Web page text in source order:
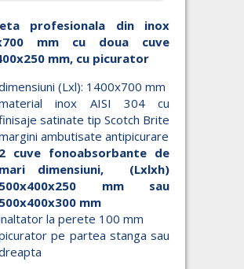
profesionala din inox
mm cu doua cuve
mm, cu picurator
(Lxl): 1400x700 mm
inox AISI 304 cu
satinate tip Scotch Brite
ambutisate antipicurare
2 cuve fonoabsorbante de
mari dimensiuni, (Lxlxh)
500x400x250 mm sau
500x400x300 mm
la perete 100 mm
pe partea stanga sau